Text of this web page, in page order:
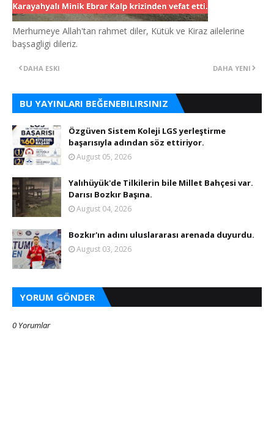
Merhumeye Allah'tan rahmet diler, Kütük ve Kiraz ailelerine
başsagligi dileriz.
DAHA YENI
DAHA ESKI
BU YAYINLARI BEĞENEBILIRSINIZ
Özgüven Sistem Koleji LGS yerleştirme
başarısıyla adından söz ettiriyor.
August 05, 2026
Yalıhüyük'de Tilkilerin bile Millet Bahçesi var.
Darısı Bozkır Başına.
August 04, 2026
Bozkır'ın adını uluslararası arenada duyurdu.
August 03, 2026
YORUM GÖNDER
0 Yorumlar